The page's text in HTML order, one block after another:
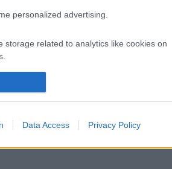
personalized advertising.
storage related to analytics like cookies on
storage related to functionality of the website
storage related to personalization.
storage related to security, including
Data Access Privacy Policy